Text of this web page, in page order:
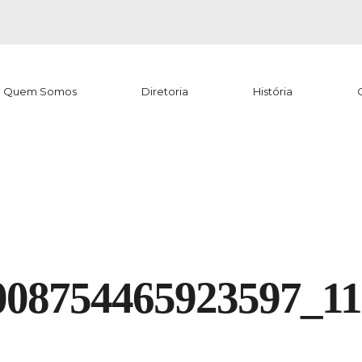
Quem Somos Diretoria História